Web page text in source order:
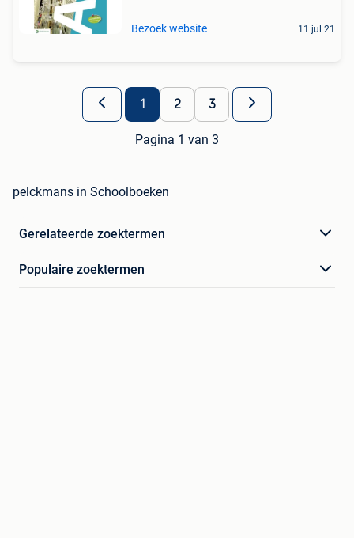
Bezoek website 11 jul 21
1 2 3
Pagina 1 van 3
pelckmans in Schoolboeken
Gerelateerde zoektermen
Populaire zoektermen